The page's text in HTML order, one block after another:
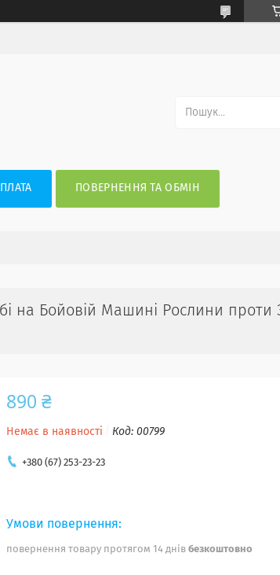
ПОВЕРНЕННЯ ТА ОБМІН
на Бойовій Машині Рослини проти
890 ₴
Немає в наявності Код: 00799
+380 (67) 253-23-23
повернення товару протягом 14 днів безкоштовно